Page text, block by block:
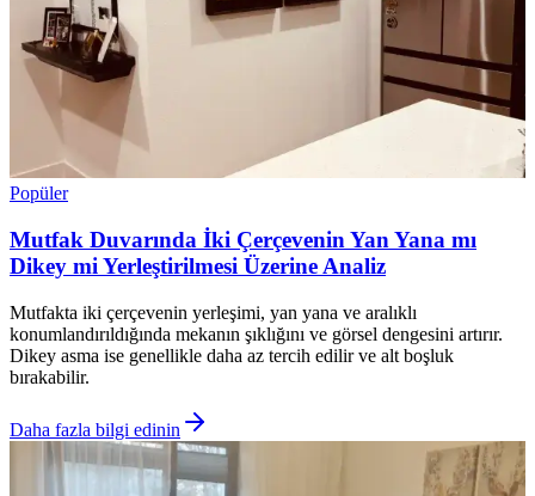
Popüler
Mutfak Duvarında İki Çerçevenin Yan Yana mı
Dikey mi Yerleştirilmesi Üzerine Analiz
Mutfakta iki çerçevenin yerleşimi, yan yana ve aralıklı
konumlandırıldığında mekanın şıklığını ve görsel dengesini artırır.
Dikey asma ise genellikle daha az tercih edilir ve alt boşluk
bırakabilir.
Daha fazla bilgi edinin